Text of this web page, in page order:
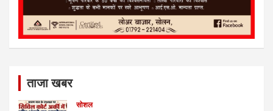
ताजा खबर
सोशल